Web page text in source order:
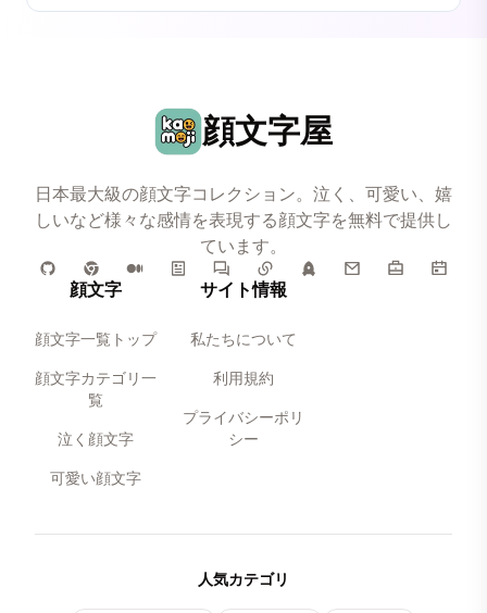
顔文字屋
日本最大級の顔文字コレクション。泣く、可愛い、嬉
しいなど様々な感情を表現する顔文字を無料で提供し
ています。
顔文字
顔文字一覧トップ
顔文字カテゴリ一
覧
泣く顔文字
可愛い顔文字
サイト情報
私たちについて
利用規約
プライバシーポリ
シー
人気カテゴリ